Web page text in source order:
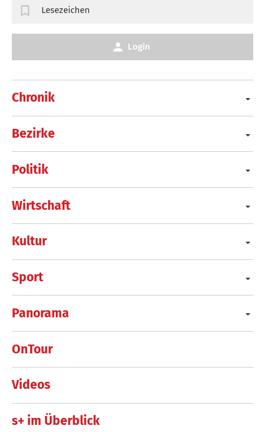
Chronik
Bezirke
Politik
Wirtschaft
Kultur
Sport
Panorama
OnTour
Videos
s+ im Überblick
Lesezeichen
Login